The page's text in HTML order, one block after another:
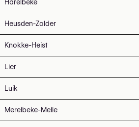
Harelbeke
Heusden-Zolder
Knokke-Heist
Lier
Luik
Merelbeke-Melle